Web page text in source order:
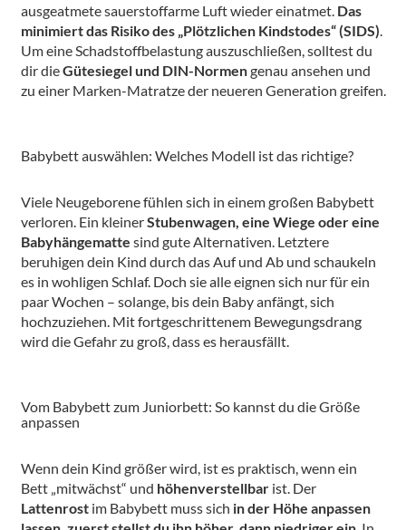
ausgeatmete sauerstoffarme Luft wieder einatmet. Das
minimiert das Risiko des „Plötzlichen Kindstodes“ (SIDS).
Um eine Schadstoffbelastung auszuschließen, solltest du
dir dieGütesiegel und DIN-Normengenau ansehen und
zu einer Marken-Matratze der neueren Generation greifen.
Babybett auswählen: Welches Modell ist das richtige?
Viele Neugeborene fühlen sich in einem großen Babybett
verloren. Ein kleinerStubenwagen, eine Wiege oder eine
Babyhängematte sind gute Alternativen. Letztere
beruhigen dein Kind durch das Auf und Ab und schaukeln
es in wohligen Schlaf. Doch sie alle eignen sich nur für ein
paar Wochen – solange, bis dein Baby anfängt, sich
hochzuziehen. Mit fortgeschrittenem Bewegungsdrang
wird die Gefahr zu groß, dass es herausfällt.
Vom Babybett zum Juniorbett: So kannst du die Größe
anpassen
Wenn dein Kind größer wird, ist es praktisch, wenn ein
Bett „mitwächst“ und höhenverstellbarist. Der
Lattenrostim Babybett muss sich in der Höhe anpassen